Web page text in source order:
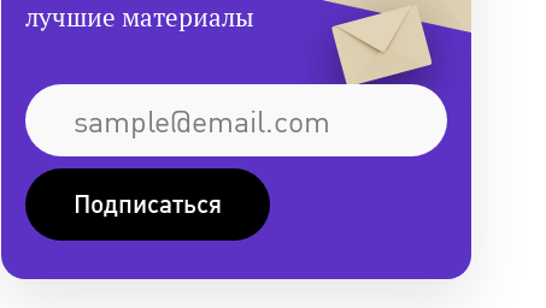
лучшие материалы
Подписаться